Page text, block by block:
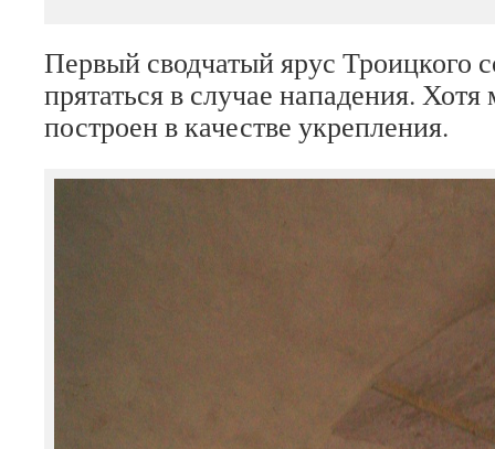
Первый сводчатый ярус Троицкого
прятаться в случае нападения.
построен в качестве укрепления.